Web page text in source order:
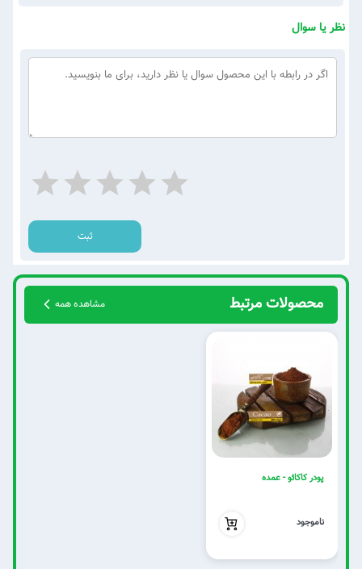
نظر یا سوال
ثبت
محصولات مرتبط مشاهده همه
پودر کاکائو - عمده
ناموجود